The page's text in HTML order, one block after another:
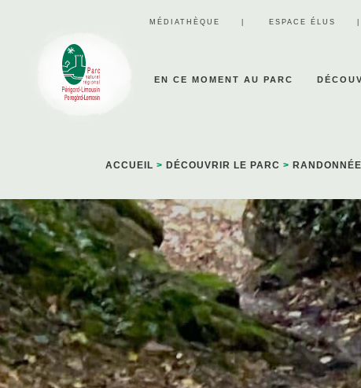
MÉDIATHÈQUE ESPACE ÉLUS
EN CE MOMENT AU PARC
ACCUEIL > DÉCOUVRIR LE PARC >